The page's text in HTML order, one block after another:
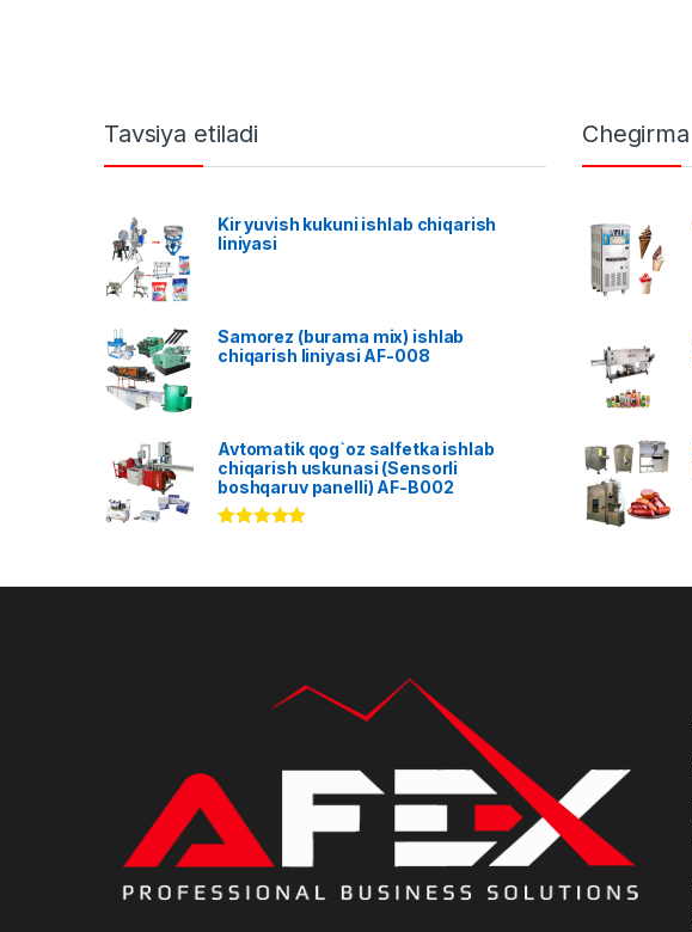
Tavsiya etiladi
Kir yuvish kukuni ishlab chiqarish
liniyasi
Samorez (burama mix) ishlab
chiqarish liniyasi AF-008
Avtomatik qog`oz salfetka ishlab
chiqarish uskunasi (Sensorli
boshqaruv panelli) AF-B002
Chegirma